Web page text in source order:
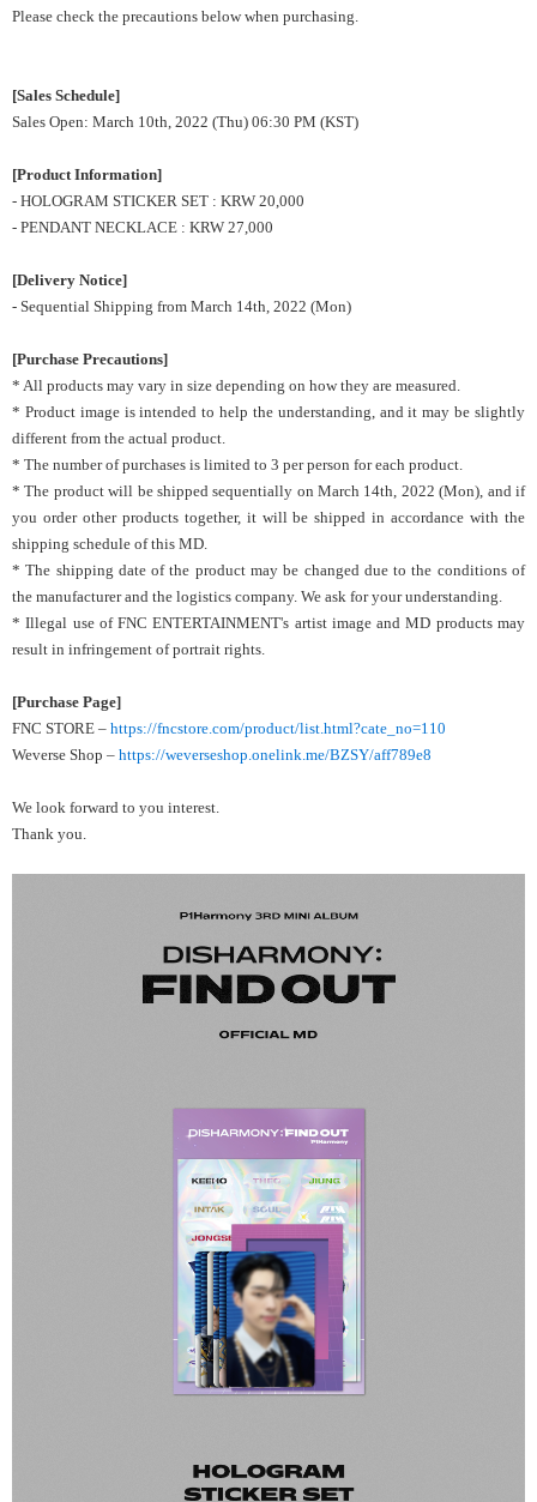
Please check the precautions below when purchasing.
[Sales Schedule]
Sales Open: March 10th, 2022 (Thu) 06:30 PM (KST)
[Product Information]
- HOLOGRAM STICKER SET : KRW 20,000
- PENDANT NECKLACE : KRW 27,000
[Delivery Notice]
- Sequential Shipping from March 14th, 2022 (Mon)
[Purchase Precautions]
* All products may vary in size depending on how they are measured.
* Product image is intended to help the understanding, and it may be slightly
different from the actual product.
* The number of purchases is limited to 3 per person for each product.
* The product will be shipped sequentially on March 14th, 2022 (Mon), and if
you order other products together, it will be shipped in accordance with the
shipping schedule of this MD.
* The shipping date of the product may be changed due to the conditions of
the manufacturer and the logistics company. We ask for your understanding.
* Illegal use of FNC ENTERTAINMENT's artist image and MD products may
result in infringement of portrait rights.
[Purchase Page]
FNC STORE – https://fncstore.com/product/list.html?cate_no=110
Weverse Shop – https://weverseshop.onelink.me/BZSY/aff789e8
We look forward to you interest.
Thank you.